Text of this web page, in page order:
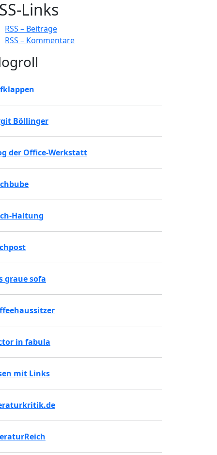
Links
RSS – Beiträge
RSS – Kommentare
Böllinger
der Office-Werkstatt
Haltung
graue sofa
in fabula
mit Links